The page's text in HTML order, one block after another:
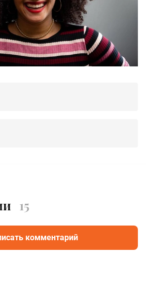
15
комментарий